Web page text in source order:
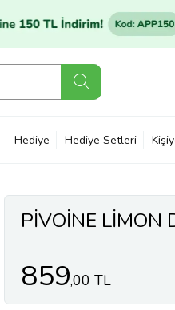
Hediye Hediye Setleri
PİVOİNE LİMON
859,00 TL